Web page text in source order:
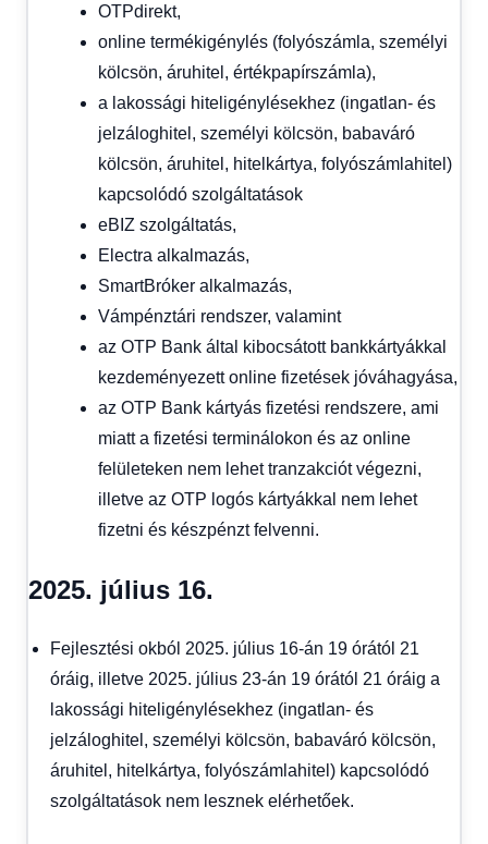
OTPdirekt,
online termékigénylés (folyószámla, személyi
kölcsön, áruhitel, értékpapírszámla),
a lakossági hiteligénylésekhez (ingatlan- és
jelzáloghitel, személyi kölcsön, babaváró
kölcsön, áruhitel, hitelkártya, folyószámlahitel)
kapcsolódó szolgáltatások
eBIZ szolgáltatás,
Electra alkalmazás,
SmartBróker alkalmazás,
Vámpénztári rendszer, valamint
az OTP Bank által kibocsátott bankkártyákkal
kezdeményezett online fizetések jóváhagyása,
az OTP Bank kártyás fizetési rendszere, ami
miatt a fizetési terminálokon és az online
felületeken nem lehet tranzakciót végezni,
illetve az OTP logós kártyákkal nem lehet
fizetni és készpénzt felvenni.
2025. július 16.
Fejlesztési okból 2025. július 16-án 19 órától 21
óráig, illetve 2025. július 23-án 19 órától 21 óráig a
lakossági hiteligénylésekhez (ingatlan- és
jelzáloghitel, személyi kölcsön, babaváró kölcsön,
áruhitel, hitelkártya, folyószámlahitel) kapcsolódó
szolgáltatások nem lesznek elérhetőek.